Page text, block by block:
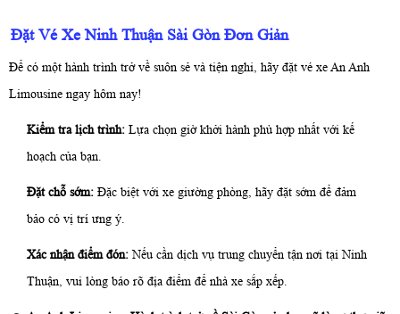
Đặt Vé Xe Ninh Thuận Sài GònĐơn Giản
Để có một hành trình trở về suôn sẻ và tiện nghi, hãy đặt vé xe An Anh
Limousine ngay hôm nay!
Kiểm tra lịch trình: Lựa chọn giờ khởi hành phù hợp nhất với kế
hoạch của bạn.
Đặt chỗ sớm: Đặc biệt với xe giường phòng, hãy đặt sớm để đảm
bảo có vị trí ưng ý.
Xác nhận điểm đón: Nếu cần dịch vụ trung chuyển tận nơi tại Ninh
Thuận, vui lòng báo rõ địa điểm để nhà xe sắp xếp.